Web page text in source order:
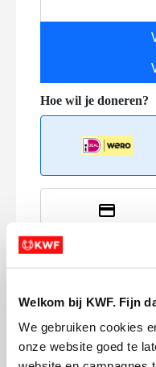
Welkom bij KWF. Fijn
We gebruiken cookies
onze website goed te
Referentie